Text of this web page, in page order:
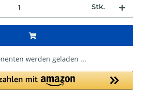
Stk.
werden geladen ...